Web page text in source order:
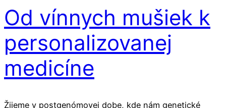
Od vínnych mušiek k
personalizovanej
medicíne
Žijeme v postgenómovej dobe, kde nám genetické